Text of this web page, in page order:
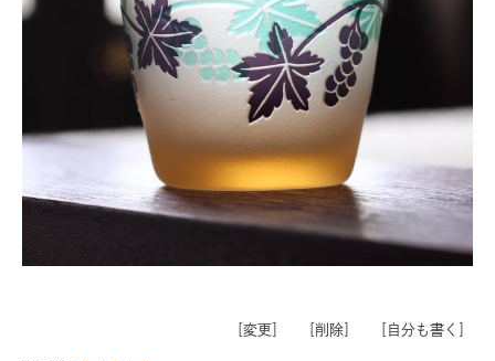
変更 削除 自分も書く